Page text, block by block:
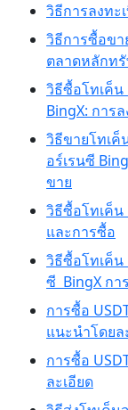
วิธีการลงทะ
วิธีการซื้อขา
ตลาดหลักทรั
วิธีซื้อโทเค็น
BingX: การ
วิธีขายโทเค็
อร์เรนซี
ขาย
วิธีซื้อโทเค็น
และการซื้อ
วิธีซื้อโทเค็น
ซี BingX กา
การซื้อ
แนะนำโดยล
การซื้อ
ละเอียด